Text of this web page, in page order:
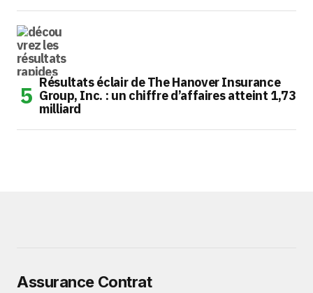
Résultats éclair de The Hanover Insurance
Group, Inc. : un chiffre d’affaires atteint 1,73
milliard
Assurance Contrat